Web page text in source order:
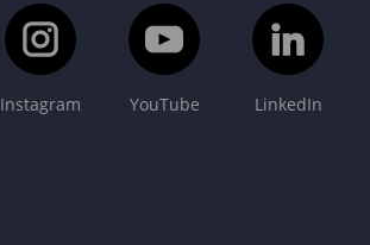
Instagram YouTube LinkedIn